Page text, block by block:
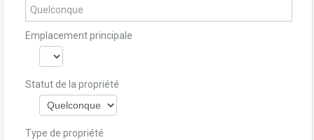
Emplacement principale
Statut de la propriété
Type de propriété